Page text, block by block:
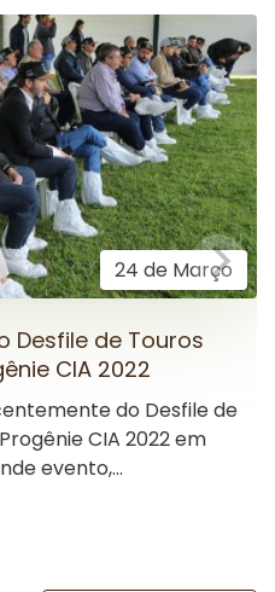
24 de Março
Desfile de Touros
CIA 2022
do Desfile de
CIA 2022 em
evento,...